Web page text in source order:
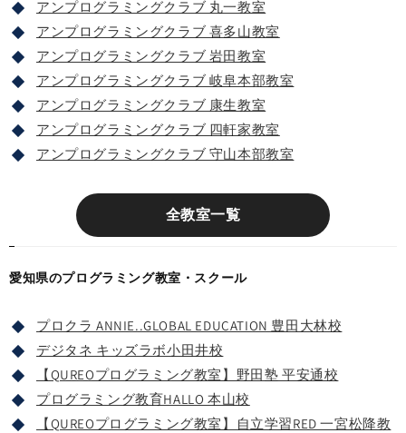
アンプログラミングクラブ 丸一教室
アンプログラミングクラブ 喜多山教室
アンプログラミングクラブ 岩田教室
アンプログラミングクラブ 岐阜本部教室
アンプログラミングクラブ 康生教室
アンプログラミングクラブ 四軒家教室
アンプログラミングクラブ 守山本部教室
全教室一覧
愛知県のプログラミング教室・スクール
プロクラ ANNIE..GLOBAL EDUCATION 豊田大林校
デジタネ キッズラボ小田井校
【QUREOプログラミング教室】野田塾 平安通校
プログラミング教育HALLO 本山校
【QUREOプログラミング教室】自立学習RED 一宮松降教